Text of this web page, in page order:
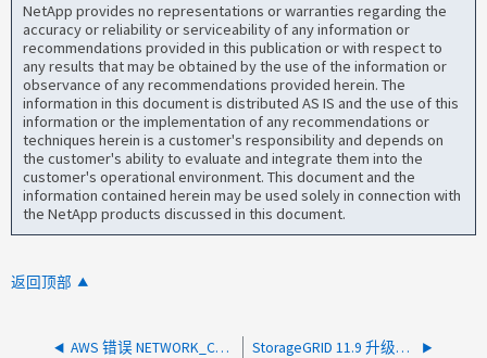
NetApp provides no representations or warranties regarding the
accuracy or reliability or serviceability of any information or
recommendations provided in this publication or with respect to
any results that may be obtained by the use of the information or
observance of any recommendations provided herein. The
information in this document is distributed AS IS and the use of this
information or the implementation of any recommendations or
techniques herein is a customer's responsibility and depends on
the customer's ability to evaluate and integrate them into the
customer's operational environment. This document and the
information contained herein may be used solely in connection with
the NetApp products discussed in this document.
返回顶部
AWS 错误 NETWORK_CONNECTION 在 GetObject 操作期间：curlCode: 28，在 StorageGRID 存储桶上达到超时 StorageGRID 11.9 升级后客户端报告校验和类型不匹配 SHA256